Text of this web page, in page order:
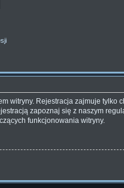
witryny. Rejestracja zajmuje
zapoznaj się z naszym
funkcjonowania witryny.